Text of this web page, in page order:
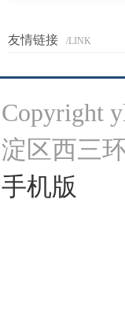
友情链接 /LINK
Copyright
淀区西三
手机版